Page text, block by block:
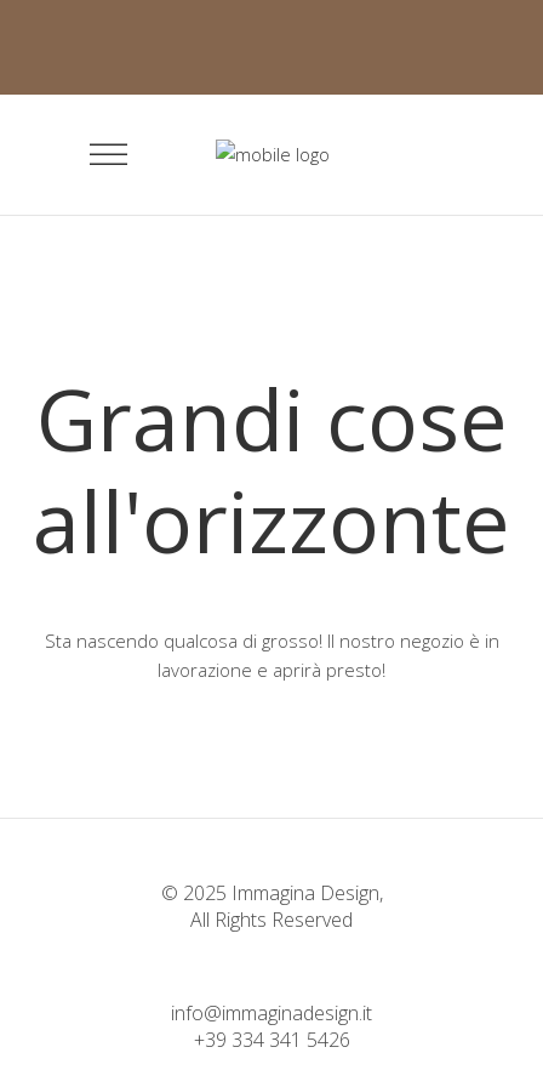
Grandi cose
all'orizzonte
Sta nascendo qualcosa di grosso! Il nostro negozio è in
lavorazione e aprirà presto!
© 2025 Immagina Design,
All Rights Reserved
info@immaginadesign.it
+39 334 341 5426